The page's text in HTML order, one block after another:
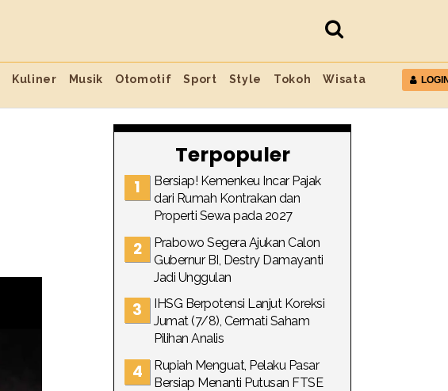
Kuliner Musik Otomotif Sport Style Tokoh Wisata
Terpopuler
Bersiap! Kemenkeu Incar Pajak
dari Rumah Kontrakan dan
Properti Sewa pada 2027
Prabowo Segera Ajukan Calon
Gubernur BI, Destry Damayanti
Jadi Unggulan
IHSG Berpotensi Lanjut Koreksi
Jumat (7/8), Cermati Saham
Pilihan Analis
Rupiah Menguat, Pelaku Pasar
Bersiap Menanti Putusan FTSE